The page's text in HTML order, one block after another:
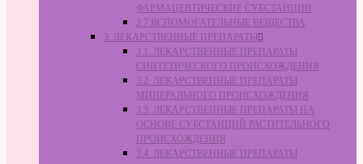
ФАРМАЦЕВТИЧЕСКИЕ СУБСТАНЦИИ
2.7 ВСПОМОГАТЕЛЬНЫЕ ВЕЩЕСТВА
3. ЛЕКАРСТВЕННЫЕ ПРЕПАРАТЫ
3.1. ЛЕКАРСТВЕННЫЕ ПРЕПАРАТЫ
СИНТЕТИЧЕСКОГО ПРОИСХОЖДЕНИЯ
3.2. ЛЕКАРСТВЕННЫЕ ПРЕПАРАТЫ
МИНЕРАЛЬНОГО ПРОИСХОЖДЕНИЯ
3.3. ЛЕКАРСТВЕННЫЕ ПРЕПАРАТЫ НА
ОСНОВЕ СУБСТАНЦИЙ РАСТИТЕЛЬНОГО
ПРОИСХОЖДЕНИЯ
3.4. ЛЕКАРСТВЕННЫЕ ПРЕПАРАТЫ